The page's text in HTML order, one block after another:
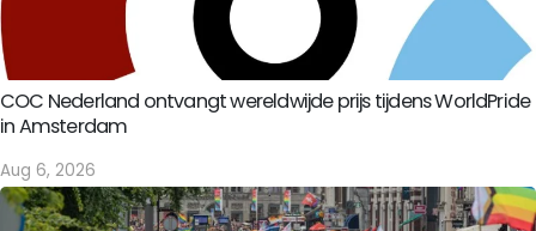
COC Nederland ontvangt wereldwijde prijs tijdens WorldPride
in Amsterdam
Aug 6, 2026